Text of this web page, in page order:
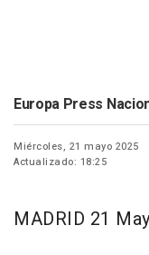
Europa Press
Miércoles, 21 mayo 2025
Actualizado: 18:25
MADRID 21